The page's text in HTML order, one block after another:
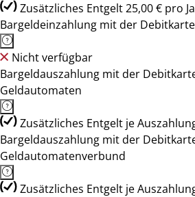
Zusätzliches Entgelt 25,00 € pro
Bargeldeinzahlung mit der
Nicht verfügbar
Bargeldauszahlung mit der
Geldautomaten
Zusätzliches Entgelt je
Bargeldauszahlung mit der
Geldautomatenverbund
Zusätzliches Entgelt je